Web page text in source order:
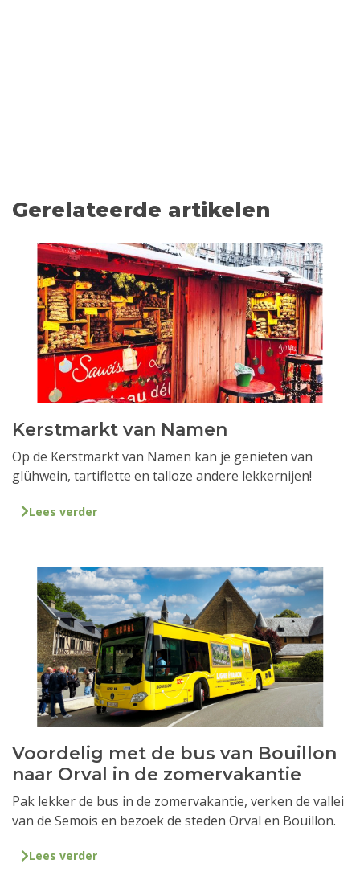
Gerelateerde artikelen
Kerstmarkt van Namen
Op de Kerstmarkt van Namen kan je genieten van
glühwein, tartiflette en talloze andere lekkernijen!
Lees verder
Voordelig met de bus van Bouillon
naar Orval in de zomervakantie
Pak lekker de bus in de zomervakantie, verken de vallei
van de Semois en bezoek de steden Orval en Bouillon.
Lees verder